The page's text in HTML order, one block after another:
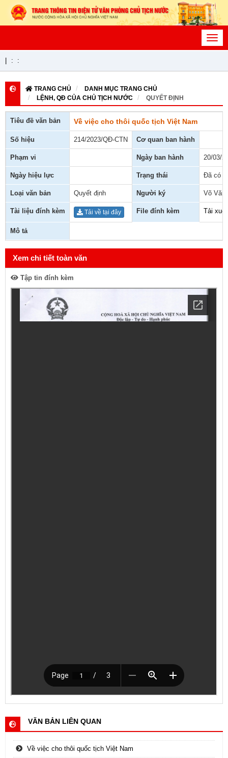
: :
TRANG CHỦ
DANH MỤC TRANG CHỦ
LỆNH, QĐ CỦA CHỦ TỊCH NƯỚC
QUYẾT ĐỊNH
Tiêu đề văn bản Về việc cho thôi quốc tịch Việt Nam
Số hiệu 214/2023/QĐ-CTN Cơ quan ban hành
Phạm vi Ngày ban hành 20/03/
Ngày hiệu lực Trạng thái Đã có
Loại văn bản Quyết định Người ký Võ Văn
Tài liệu đính kèm Tải về tại đây File đính kèm Tải
Mô tả
Xem chi tiết toàn văn
Tập tin đính kèm
VĂN BẢN LIÊN QUAN
Về việc cho thôi quốc tịch Việt Nam